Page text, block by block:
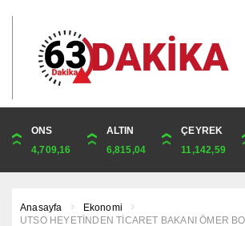
DOLAR
44,9817
EURO
52,7583
ALTIN
6,815,04
ONS
4,709,16
ALTIN
6,815,04
ÇEYREK
11,142,59
Anasayfa
Ekonomi
UTSO HEYETİNDEN TİCARET BAKANI ÖMER